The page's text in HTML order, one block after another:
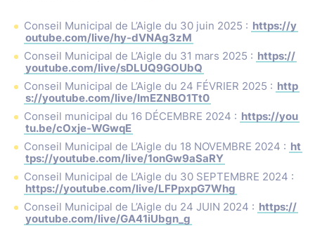
Conseil Municipal de L’Aigle du 30 juin 2025 : https://y
outube.com/live/hy-dVNAg3zM
Conseil Municipal de L’Aigle du 31 mars 2025 : https://
youtube.com/live/sDLUQ9GOUbQ
Conseil Municipal de L’Aigle du 24 FÉVRIER 2025 : http
s://youtube.com/live/ImEZNBO1Tt0
Conseil municipal du 16 DÉCEMBRE 2024 : https://you
tu.be/cOxje-WGwqE
Conseil Municipal de L’Aigle du 18 NOVEMBRE 2024 : ht
tps://youtube.com/live/1onGw9aSaRY
Conseil Municipal de L’Aigle du 30 SEPTEMBRE 2024 :
https://youtube.com/live/LFPpxpG7Whg
Conseil Municipal de L’Aigle du 24 JUIN 2024 : https://
youtube.com/live/GA41iUbgn_g